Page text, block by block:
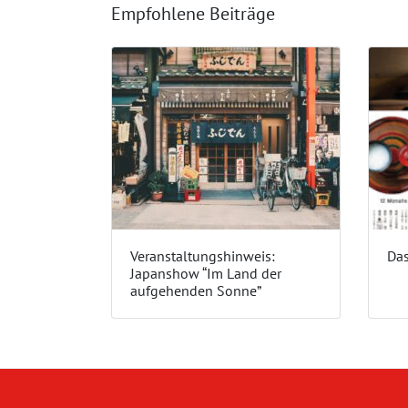
Empfohlene Beiträge
Veranstaltungshinweis:
Japanshow “Im Land der
aufgehenden Sonne”